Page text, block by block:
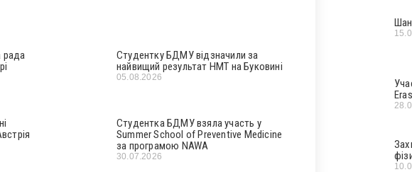
рада
Студентку БДМУ відзначили за
найвищий результат НМТ на Буковині
05.08.2026
Студентка БДМУ взяла участь у
Summer School of Preventive Medicine
за програмою NAWA
30.07.2026